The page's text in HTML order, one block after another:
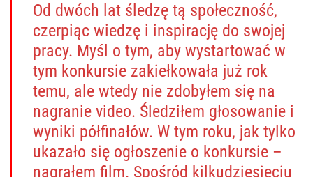
Od dwóch lat śledzę tą społeczność,
czerpiąc wiedzę i inspirację do swojej
pracy. Myśl o tym, aby wystartować w
tym konkursie zakiełkowała już rok
temu, ale wtedy nie zdobyłem się na
nagranie video. Śledziłem głosowanie i
wyniki półfinałów. W tym roku, jak tylko
ukazało się ogłoszenie o konkursie –
nagrałem film. Spośród kilkudziesięciu